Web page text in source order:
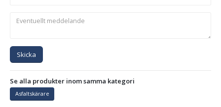
Skicka
Se alla produkter inom samma kategori
Asfaltskärare